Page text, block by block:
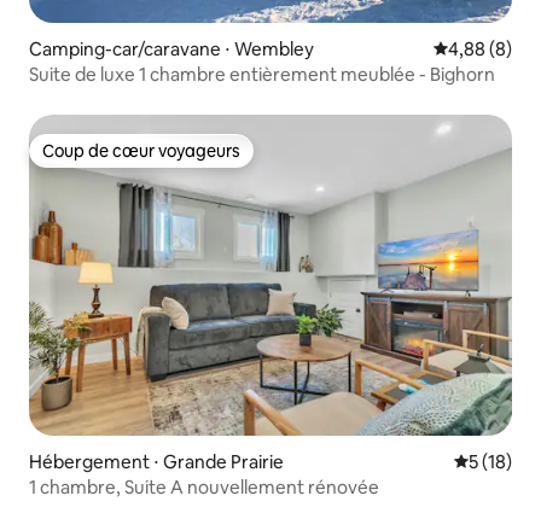
Camping-car/caravane ⋅ Wembley Évaluation
4,88 (8)
Suite de luxe 1 chambre entièrement meublée - Bighorn
Coup de cœur voyageurs
Coup de cœur voyageurs
Hébergement ⋅ Grande Prairie
5 (18)
1 chambre, Suite A nouvellement rénovée